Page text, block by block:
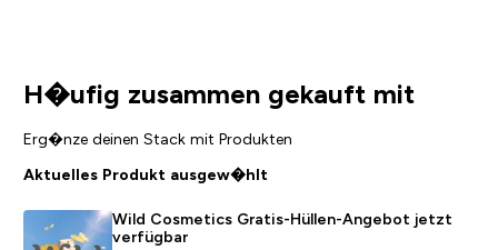
H�ufig zusammen gekauft mit
Erg�nze deinen Stack mit Produkten
Aktuelles Produkt ausgew�hlt
Wild Cosmetics Gratis-Hüllen-Angebot jetzt
verfügbar